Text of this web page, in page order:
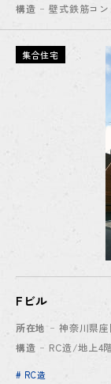
構造
壁式鉄筋コ
集合住宅
Fビル
所在地
神奈川県座
構造
RC造/地上4
# RC造